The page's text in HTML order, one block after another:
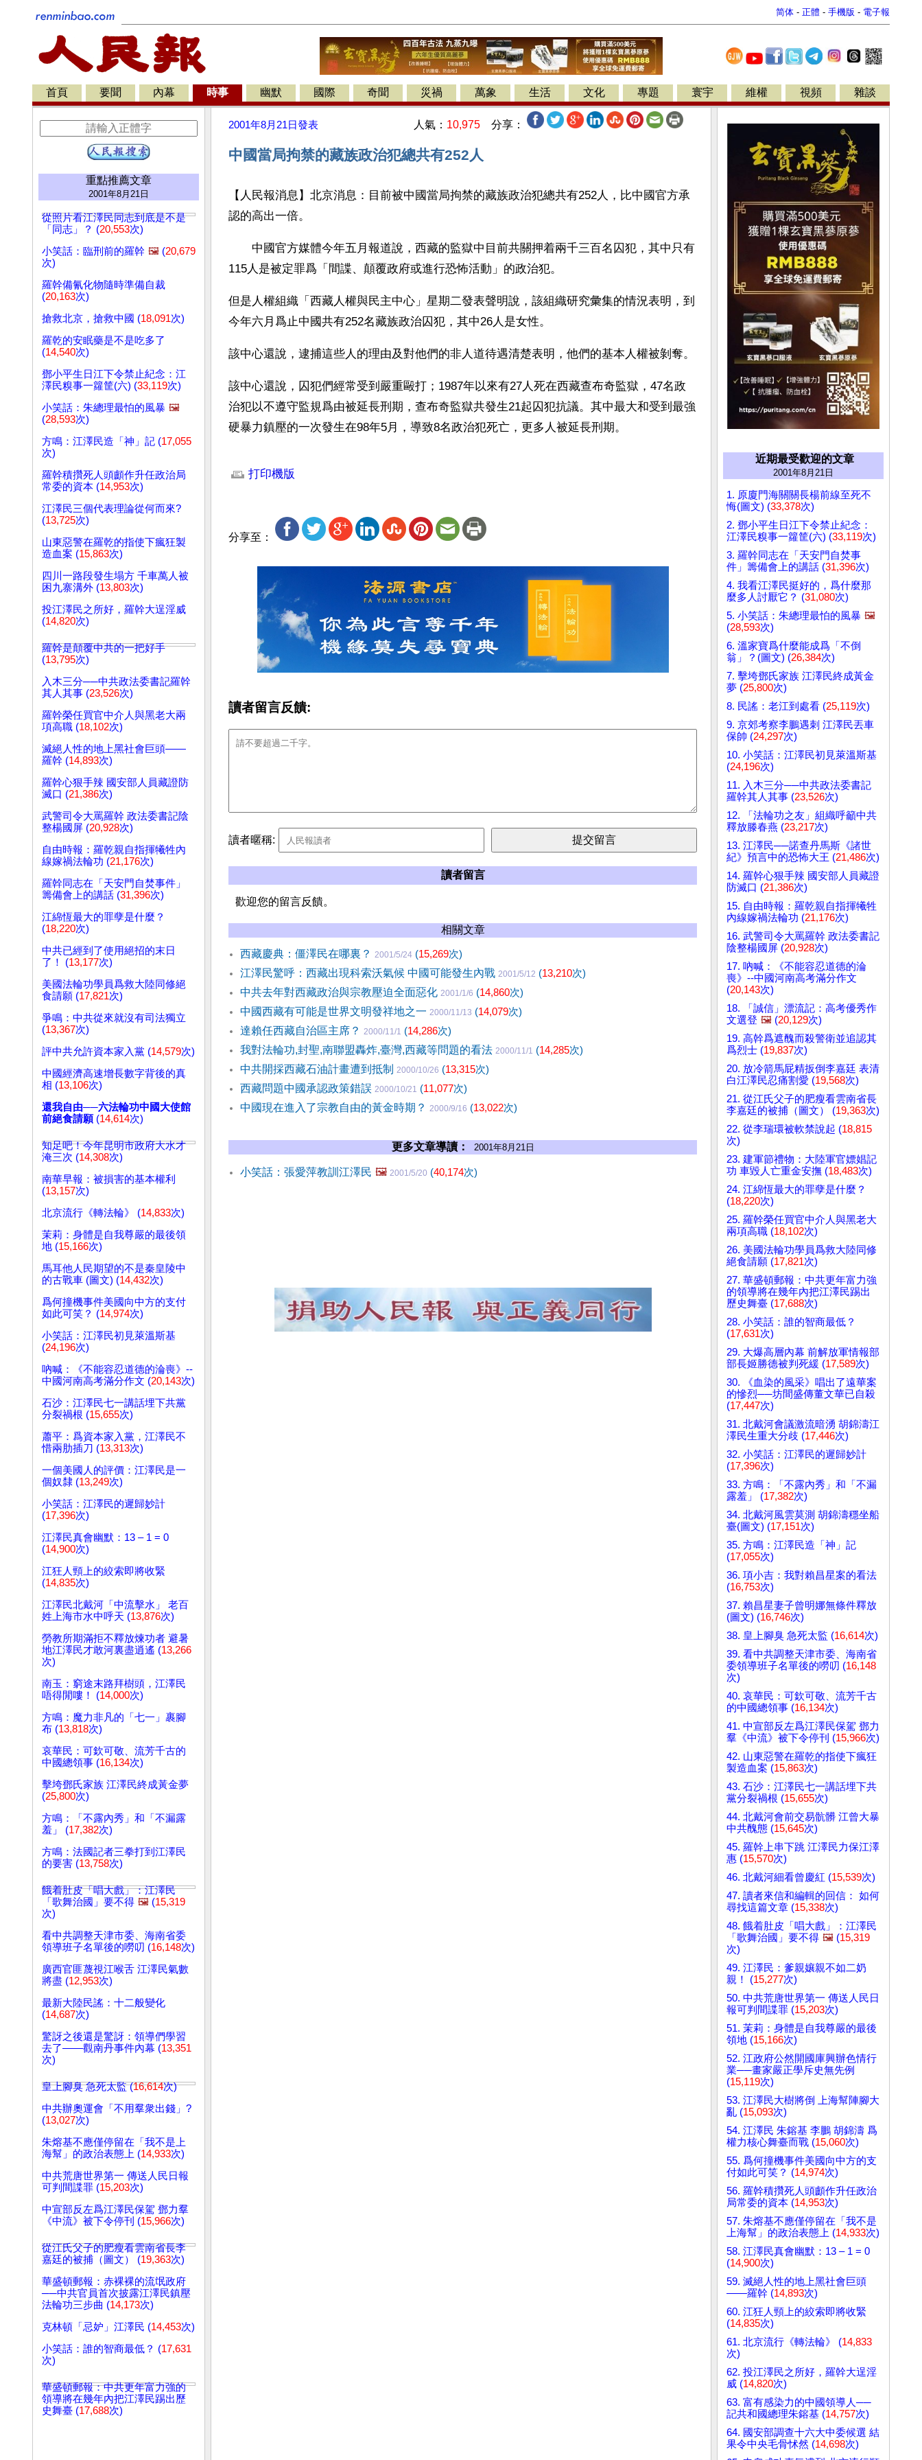
简体 - 正體 - 手機版 - 電子報
首頁 要聞 內幕 時事 幽默 國際 奇聞 災禍 萬象 生活 文化 專題 寰宇 維權 視頻 雜談
重點推薦文章
2001年8月21日
從照片看江澤民同志到底是不是
「同志」？ (20,553次)
小笑話：臨刑前的羅幹 🖼️ (20,679
次)
羅幹備氰化物隨時準備自裁
(20,163次)
搶救北京，搶救中國 (18,091次)
羅乾的安眠藥是不是吃多了
(14,540次)
鄧小平生日江下令禁止紀念：江
澤民糗事一籮筐(六) (33,119次)
小笑話：朱總理最怕的風暴 🖼️
(28,593次)
方鳴：江澤民造「神」記 (17,055
次)
羅幹積攢死人頭顱作升任政治局
常委的資本 (14,953次)
江澤民三個代表理論從何而來?
(13,725次)
山東惡警在羅乾的指使下瘋狂製
造血案 (15,863次)
四川一路段發生塌方 千車萬人被
困九寨溝外 (13,803次)
投江澤民之所好，羅幹大逞淫威
(14,820次)
羅幹是顛覆中共的一把好手
(13,795次)
入木三分──中共政法委書記羅幹
其人其事 (23,526次)
羅幹榮任買官中介人與黑老大兩
項高職 (18,102次)
滅絕人性的地上黑社會巨頭——
羅幹 (14,893次)
羅幹心狠手辣 國安部人員藏證防
滅口 (21,386次)
武警司令大罵羅幹 政法委書記陰
整楊國屏 (20,928次)
自由時報：羅乾親自指揮犧牲內
線嫁禍法輪功 (21,176次)
羅幹同志在「天安門自焚事件」
籌備會上的講話 (31,396次)
江綿恆最大的罪孽是什麼？
(18,220次)
中共已經到了使用絕招的末日
了！ (13,177次)
美國法輪功學員爲救大陸同修絕
食請願 (17,821次)
爭鳴：中共從來就沒有司法獨立
(13,367次)
評中共允許資本家入黨 (14,579次)
中國經濟高速增長數字背後的真
相 (13,106次)
還我自由──六法輪功中國大使館
前絕食請願 (14,614次)
知足吧！今年昆明市政府大水才
淹三次 (14,308次)
南華早報：被損害的基本權利
(13,157次)
北京流行《轉法輪》 (14,833次)
茉莉：身體是自我尊嚴的最後領
地 (15,166次)
馬耳他人民期望的不是秦皇陵中
的古戰車 (圖文) (14,432次)
爲何撞機事件美國向中方的支付
如此可笑？ (14,974次)
小笑話：江澤民初見萊溫斯基
(24,196次)
吶喊：《不能容忍道德的淪喪》--
中國河南高考滿分作文 (20,143次)
石沙：江澤民七一講話埋下共黨
分裂禍根 (15,655次)
蕭平：爲資本家入黨，江澤民不
惜兩肋插刀 (13,313次)
一個美國人的評價：江澤民是一
個奴隸 (13,249次)
小笑話：江澤民的遲歸妙計
(17,396次)
江澤民真會幽默：13 – 1 = 0
(14,900次)
江狂人頸上的絞索即將收緊
(14,835次)
江澤民北戴河「中流擊水」 老百
姓上海市水中呼天 (13,876次)
勞教所期滿拒不釋放煉功者 避暑
地江澤民才敢河裏盡逍遙 (13,266
次)
南玉：窮途末路拜樹頭，江澤民
唔得閒嘍！ (14,000次)
方鳴：魔力非凡的「七一」裹腳
布 (13,818次)
哀華民：可欽可敬、流芳千古的
中國總領事 (16,134次)
擊垮鄧氏家族 江澤民終成黃金夢
(25,800次)
方鳴：「不露內秀」和「不漏露
羞」 (17,382次)
方鳴：法國記者三拳打到江澤民
的要害 (13,758次)
餓着肚皮「唱大戲」：江澤民
「歌舞治國」要不得 🖼️ (15,319
次)
看中共調整天津市委、海南省委
領導班子名單後的嘮叨 (16,148次)
廣西官匪蔑視江喉舌 江澤民氣數
將盡 (12,953次)
最新大陸民謠：十二般變化
(14,687次)
驚訝之後還是驚訝：領導們學習
去了——觀南丹事件內幕 (13,351
次)
皇上腳臭 急死太監 (16,614次)
中共辦奧運會「不用羣衆出錢」?
(13,027次)
朱熔基不應僅停留在「我不是上
海幫」的政治表態上 (14,933次)
中共荒唐世界第一 傳送人民日報
可判間諜罪 (15,203次)
中宣部反左爲江澤民保駕 鄧力羣
《中流》被下令停刊 (15,966次)
從江氏父子的肥瘦看雲南省長李
嘉廷的被捕（圖文） (19,363次)
華盛頓郵報：赤裸裸的流氓政府
──中共官員首次披露江澤民鎮壓
法輪功三步曲 (14,173次)
克林頓「忌妒」江澤民 (14,453次)
小笑話：誰的智商最低？ (17,631
次)
華盛頓郵報：中共更年富力強的
領導將在幾年內把江澤民踢出歷
史舞臺 (17,688次)
2001年8月21日發表 人氣： 10,975 分享：
中國當局拘禁的藏族政治犯總共有252人
【人民報消息】北京消息：目前被中國當局拘禁的藏族政治犯總共有252人，比中國官方承
認的高出一倍。
中國官方媒體今年五月報道說，西藏的監獄中目前共關押着兩千三百名囚犯，其中只有
115人是被定罪爲「間諜、顛覆政府或進行恐怖活動」的政治犯。
但是人權組織「西藏人權與民主中心」星期二發表聲明說，該組織研究彙集的情況表明，到
今年六月爲止中國共有252名藏族政治囚犯，其中26人是女性。
該中心還說，逮捕這些人的理由及對他們的非人道待遇清楚表明，他們的基本人權被剝奪。
該中心還說，囚犯們經常受到嚴重毆打；1987年以來有27人死在西藏查布奇監獄，47名政
治犯以不遵守監規爲由被延長刑期，查布奇監獄共發生21起囚犯抗議。其中最大和受到最強
硬暴力鎮壓的一次發生在98年5月，導致8名政治犯死亡，更多人被延長刑期。
打印機版
分享至：
讀者留言反饋:
讀者暱稱:
讀者留言
歡迎您的留言反饋。
相關文章
西藏慶典：僵澤民在哪裏？ 2001/5/24 (15,269次)
江澤民驚呼：西藏出現科索沃氣候 中國可能發生內戰 2001/5/12 (13,210次)
中共去年對西藏政治與宗教壓迫全面惡化 2001/1/6 (14,860次)
中國西藏有可能是世界文明發祥地之一 2000/11/13 (14,079次)
達賴任西藏自治區主席？ 2000/11/1 (14,286次)
我對法輪功,封聖,南聯盟轟炸,臺灣,西藏等問題的看法 2000/11/1 (14,285次)
中共開採西藏石油計畫遭到抵制 2000/10/26 (13,315次)
西藏問題中國承認政策錯誤 2000/10/21 (11,077次)
中國現在進入了宗教自由的黃金時期？ 2000/9/16 (13,022次)
更多文章導讀： 2001年8月21日
小笑話：張愛萍教訓江澤民 🖼️ 2001/5/20 (40,174次)
近期最受歡迎的文章
2001年8月21日
1. 原廈門海關關長楊前線至死不
悔(圖文) (33,378次)
2. 鄧小平生日江下令禁止紀念：
江澤民糗事一籮筐(六) (33,119次)
3. 羅幹同志在「天安門自焚事
件」籌備會上的講話 (31,396次)
4. 我看江澤民挺好的，爲什麼那
麼多人討厭它？ (31,080次)
5. 小笑話：朱總理最怕的風暴 🖼️
(28,593次)
6. 溫家寶爲什麼能成爲「不倒
翁」？(圖文) (26,384次)
7. 擊垮鄧氏家族 江澤民終成黃金
夢 (25,800次)
8. 民謠：老江到處看 (25,119次)
9. 京郊考察李鵬遇刺 江澤民丟車
保帥 (24,297次)
10. 小笑話：江澤民初見萊溫斯基
(24,196次)
11. 入木三分──中共政法委書記
羅幹其人其事 (23,526次)
12. 「法輪功之友」組織呼籲中共
釋放滕春燕 (23,217次)
13. 江澤民──諾查丹馬斯《諸世
紀》預言中的恐怖大王 (21,486次)
14. 羅幹心狠手辣 國安部人員藏證
防滅口 (21,386次)
15. 自由時報：羅乾親自指揮犧牲
內線嫁禍法輪功 (21,176次)
16. 武警司令大罵羅幹 政法委書記
陰整楊國屏 (20,928次)
17. 吶喊：《不能容忍道德的淪
喪》--中國河南高考滿分作文
(20,143次)
18. 「誠信」漂流記：高考優秀作
文選登 🖼️ (20,129次)
19. 高幹爲遮醜而殺警衛並追認其
爲烈士 (19,837次)
20. 放冷箭馬屁精扳倒李嘉廷 表清
白江澤民忍痛割愛 (19,568次)
21. 從江氏父子的肥瘦看雲南省長
李嘉廷的被捕（圖文） (19,363次)
22. 從李瑞環被軟禁說起 (18,815
次)
23. 建軍節禮物：大陸軍官嫖娼記
功 車毀人亡重金安撫 (18,483次)
24. 江綿恆最大的罪孽是什麼？
(18,220次)
25. 羅幹榮任買官中介人與黑老大
兩項高職 (18,102次)
26. 美國法輪功學員爲救大陸同修
絕食請願 (17,821次)
27. 華盛頓郵報：中共更年富力強
的領導將在幾年內把江澤民踢出
歷史舞臺 (17,688次)
28. 小笑話：誰的智商最低？
(17,631次)
29. 大爆高層內幕 前解放軍情報部
部長姬勝德被判死緩 (17,589次)
30. 《血染的風采》唱出了遠華案
的慘烈──坊間盛傳董文華已自殺
(17,447次)
31. 北戴河會議激流暗湧 胡錦濤江
澤民生重大分歧 (17,446次)
32. 小笑話：江澤民的遲歸妙計
(17,396次)
33. 方鳴：「不露內秀」和「不漏
露羞」 (17,382次)
34. 北戴河風雲莫測 胡錦濤穩坐船
臺(圖文) (17,151次)
35. 方鳴：江澤民造「神」記
(17,055次)
36. 項小吉：我對賴昌星案的看法
(16,753次)
37. 賴昌星妻子曾明娜無條件釋放
(圖文) (16,746次)
38. 皇上腳臭 急死太監 (16,614次)
39. 看中共調整天津市委、海南省
委領導班子名單後的嘮叨 (16,148
次)
40. 哀華民：可欽可敬、流芳千古
的中國總領事 (16,134次)
41. 中宣部反左爲江澤民保駕 鄧力
羣《中流》被下令停刊 (15,966次)
42. 山東惡警在羅乾的指使下瘋狂
製造血案 (15,863次)
43. 石沙：江澤民七一講話埋下共
黨分裂禍根 (15,655次)
44. 北戴河會前交易骯髒 江曾大暴
中共醜態 (15,645次)
45. 羅幹上串下跳 江澤民力保江澤
惠 (15,570次)
46. 北戴河細看曾慶紅 (15,539次)
47. 讀者來信和編輯的回信： 如何
尋找這篇文章 (15,338次)
48. 餓着肚皮「唱大戲」：江澤民
「歌舞治國」要不得 🖼️ (15,319
次)
49. 江澤民：爹親孃親不如二奶
親！ (15,277次)
50. 中共荒唐世界第一 傳送人民日
報可判間諜罪 (15,203次)
51. 茉莉：身體是自我尊嚴的最後
領地 (15,166次)
52. 江政府公然開國庫興辦色情行
業──畫家嚴正學斥史無先例
(15,119次)
53. 江澤民大樹將倒 上海幫陣腳大
亂 (15,093次)
54. 江澤民 朱鎔基 李鵬 胡錦濤 爲
權力核心舞臺而戰 (15,060次)
55. 爲何撞機事件美國向中方的支
付如此可笑？ (14,974次)
56. 羅幹積攢死人頭顱作升任政治
局常委的資本 (14,953次)
57. 朱熔基不應僅停留在「我不是
上海幫」的政治表態上 (14,933次)
58. 江澤民真會幽默：13 – 1 = 0
(14,900次)
59. 滅絕人性的地上黑社會巨頭
——羅幹 (14,893次)
60. 江狂人頸上的絞索即將收緊
(14,835次)
61. 北京流行《轉法輪》 (14,833
次)
62. 投江澤民之所好，羅幹大逞淫
威 (14,820次)
63. 富有感染力的中國領導人──
記共和國總理朱鎔基 (14,757次)
64. 國安部調查十六大中委候選 結
果令中央毛骨怵然 (14,698次)